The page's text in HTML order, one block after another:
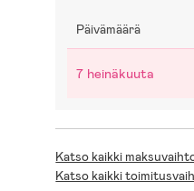
Päivämäärä
7 heinäkuuta
Katso kaikki
Katso kaikki